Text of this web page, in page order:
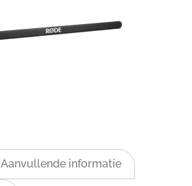
Aanvullende informatie